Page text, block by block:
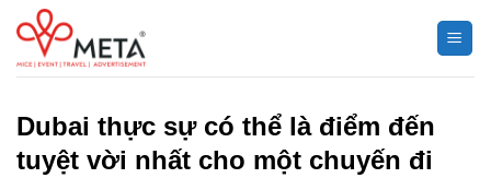
Chuyển
đến
nội
Dubai thực sự có thể là điểm đến
tuyệt vời nhất cho một chuyến đi